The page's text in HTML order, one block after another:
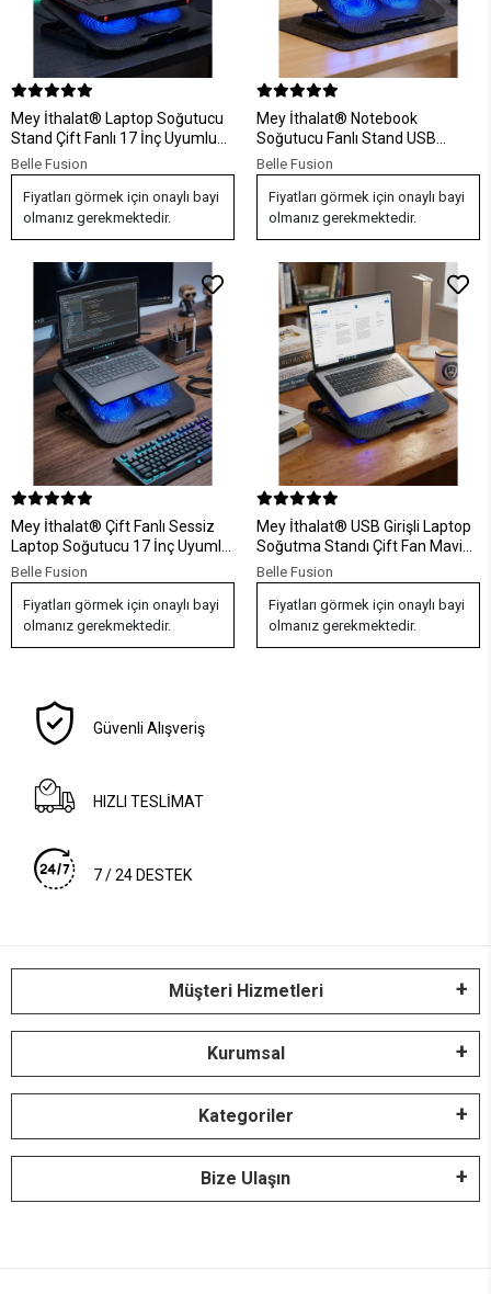
Mey İthalat® Laptop Soğutucu
Stand Çift Fanlı 17 İnç Uyumlu
Ayarlanabilir Notebook Altlığı
Belle Fusion
Fiyatları görmek için onaylı bayi
olmanız gerekmektedir.
Mey İthalat® Notebook
Soğutucu Fanlı Stand USB
Portlu 8 Kademe Laptop
Sehpası
Belle Fusion
Fiyatları görmek için onaylı bayi
olmanız gerekmektedir.
Mey İthalat® Çift Fanlı Sessiz
Laptop Soğutucu 17 İnç Uyumlu
Yükseltici Stand
Belle Fusion
Fiyatları görmek için onaylı bayi
olmanız gerekmektedir.
Mey İthalat® USB Girişli Laptop
Soğutma Standı Çift Fan Mavi
Işıklı Notebook Soğutucu
Belle Fusion
Fiyatları görmek için onaylı bayi
olmanız gerekmektedir.
Güvenli Alışveriş
HIZLI TESLİMAT
7 / 24 DESTEK
Müşteri Hizmetleri
Kurumsal
Kategoriler
Bize Ulaşın